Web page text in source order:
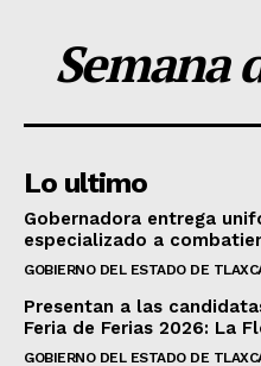
Semana
Lo ultimo
Gobernadora entrega
especializado a
GOBIERNO DEL ESTADO DE
Presentan a las
Feria de Ferias 2026: La
GOBIERNO DEL ESTADO DE